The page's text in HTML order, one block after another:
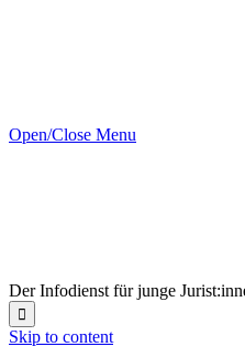
Open/Close Menu
Der Infodienst für junge

Skip to content